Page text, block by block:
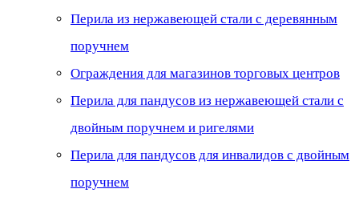
Перила из нержавеющей стали с деревянным
поручнем
Ограждения для магазинов торговых центров
Перила для пандусов из нержавеющей стали с
двойным поручнем и ригелями
Перила для пандусов для инвалидов с двойным
поручнем